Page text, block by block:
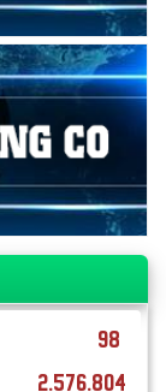
98
2.576.804